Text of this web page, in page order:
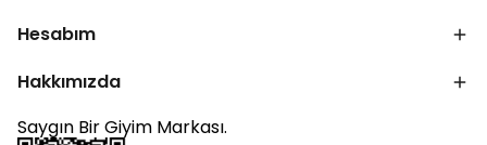
Hesabım
Hakkımızda
Saygın Bir Giyim Markası.